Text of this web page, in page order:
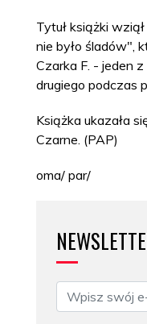
Tytuł książki
nie było śladów",
Czarka F. - jeden
drugiego podczas
Książka ukazała
Czarne. (PAP)
oma/ par/